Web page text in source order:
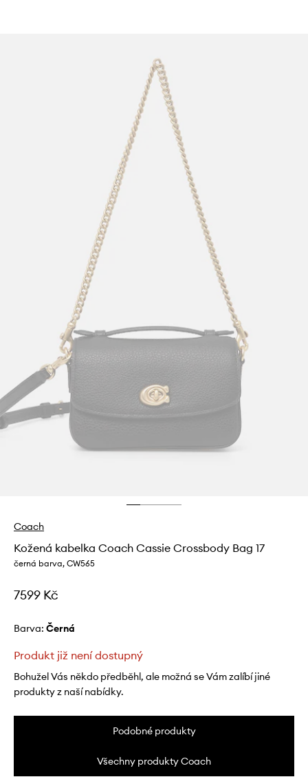
Coach
Kožená kabelka Coach Cassie Crossbody Bag 17
černá barva, CW565
7599 Kč
Barva: černá
Produkt již není dostupný
Bohužel Vás někdo předběhl, ale možná se Vám zalíbí jiné
produkty z naší nabídky.
Podobné produkty
Všechny produkty Coach